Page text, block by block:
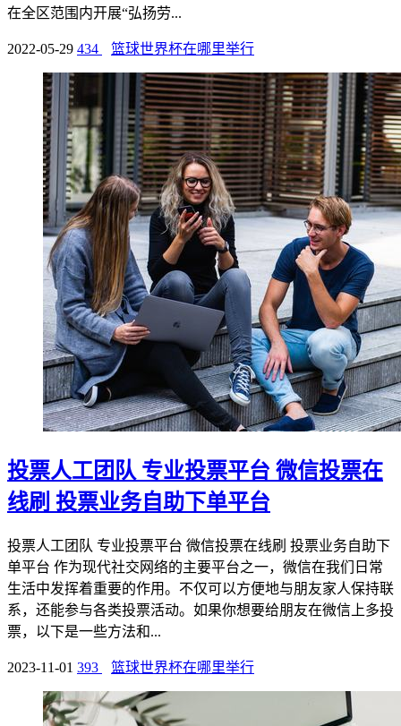
在全区范围内开展“弘扬劳...
2022-05-29 434 篮球世界杯在哪里举行
投票人工团队 专业投票平台 微信投票在
线刷 投票业务自助下单平台
投票人工团队 专业投票平台 微信投票在线刷 投票业务自助下
单平台 作为现代社交网络的主要平台之一，微信在我们日常
生活中发挥着重要的作用。不仅可以方便地与朋友家人保持联
系，还能参与各类投票活动。如果你想要给朋友在微信上多投
票，以下是一些方法和...
2023-11-01 393 篮球世界杯在哪里举行